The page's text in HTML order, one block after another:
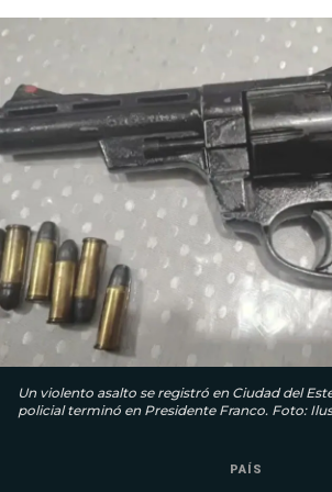
Un violento asalto se registró en Ciudad del
policial terminó en Presidente Franco. Foto:
PAÍS